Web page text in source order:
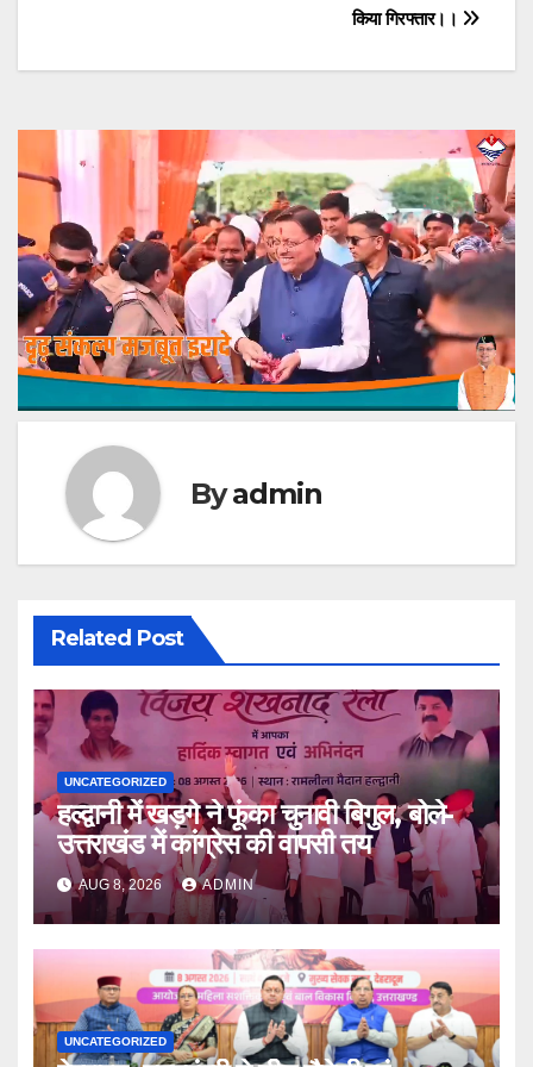
किया गिरफ्तार।।
Byadmin
Related Post
UNCATEGORIZED
हल्द्वानी में खड़गे ने फूंका चुनावी बिगुल, बोले-
उत्तराखंड में कांग्रेस की वापसी तय
AUG 8, 2026 ADMIN
UNCATEGORIZED